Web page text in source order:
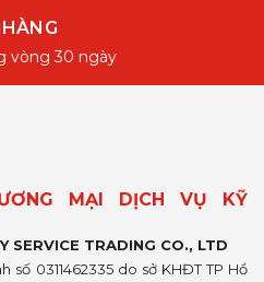
vòng 30 ngày
MẠI DỊCH VỤ KỸ
SERVICE TRADING CO., LTD
0311462335 do sở KHĐT TP Hồ